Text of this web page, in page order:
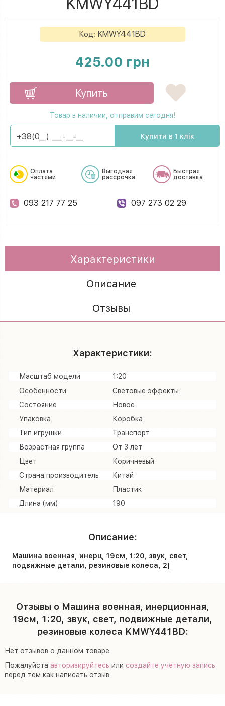
Код: KMWY441BD
425.00 грн
Купить
Товар в наличии, отправим сегодня!
Купити в 1 клік
Оплата
частями
Выгодная
рассрочка
Быстрая
доставка
093 217 77 25 097 273 02 29
Характеристики
Описание
Отзывы
Характеристики:
Масштаб модели
1:20
Особенности
Световые эффекты
Состояние
Новое
Упаковка
Коробка
Тип игрушки
Транспорт
Возрастная группа
От 3 лет
Цвет
Коричневый
Страна производитель
Китай
Материал
Пластик
Длина (мм)
190
Описание:
Машина военная, инерц, 19см, 1:20, звук, свет,
подвижные детали, резиновые колеса, 2|
Отзывы о Машина военная, инерционная,
19см, 1:20, звук, свет, подвижные детали,
резиновые колеса KMWY441BD:
Нет отзывов о данном товаре.
Пожалуйста авторизируйтесь или создайте учетную запись
перед тем как написать отзыв